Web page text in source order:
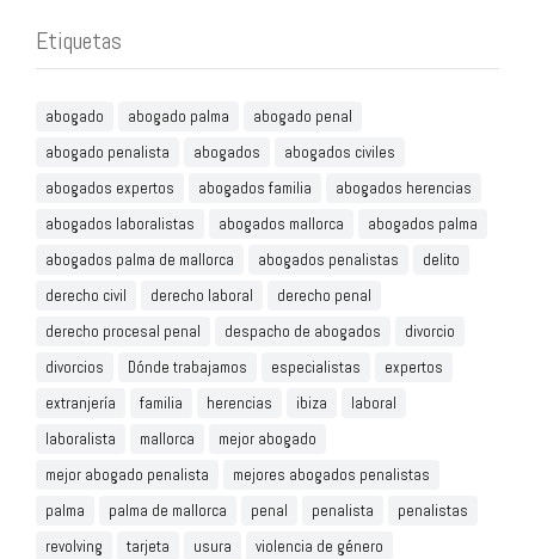
Etiquetas
abogado abogado palma
abogado penal
abogado penalista
abogados
abogados civiles
abogados expertos
abogados familia
abogados herencias
abogados laboralistas
abogados mallorca
abogados palma
abogados palma de mallorca
abogados penalistas
delito
derecho civil
derecho laboral
derecho penal
derecho procesal penal
despacho de abogados
divorcio
divorcios
Dónde trabajamos especialistas
expertos
extranjería
familia herencias ibiza
laboral
laboralista
mallorca
mejor abogado
mejor abogado penalista
mejores abogados penalistas
palma
palma de mallorca penal penalista
penalistas
revolving
tarjeta usura
violencia de género